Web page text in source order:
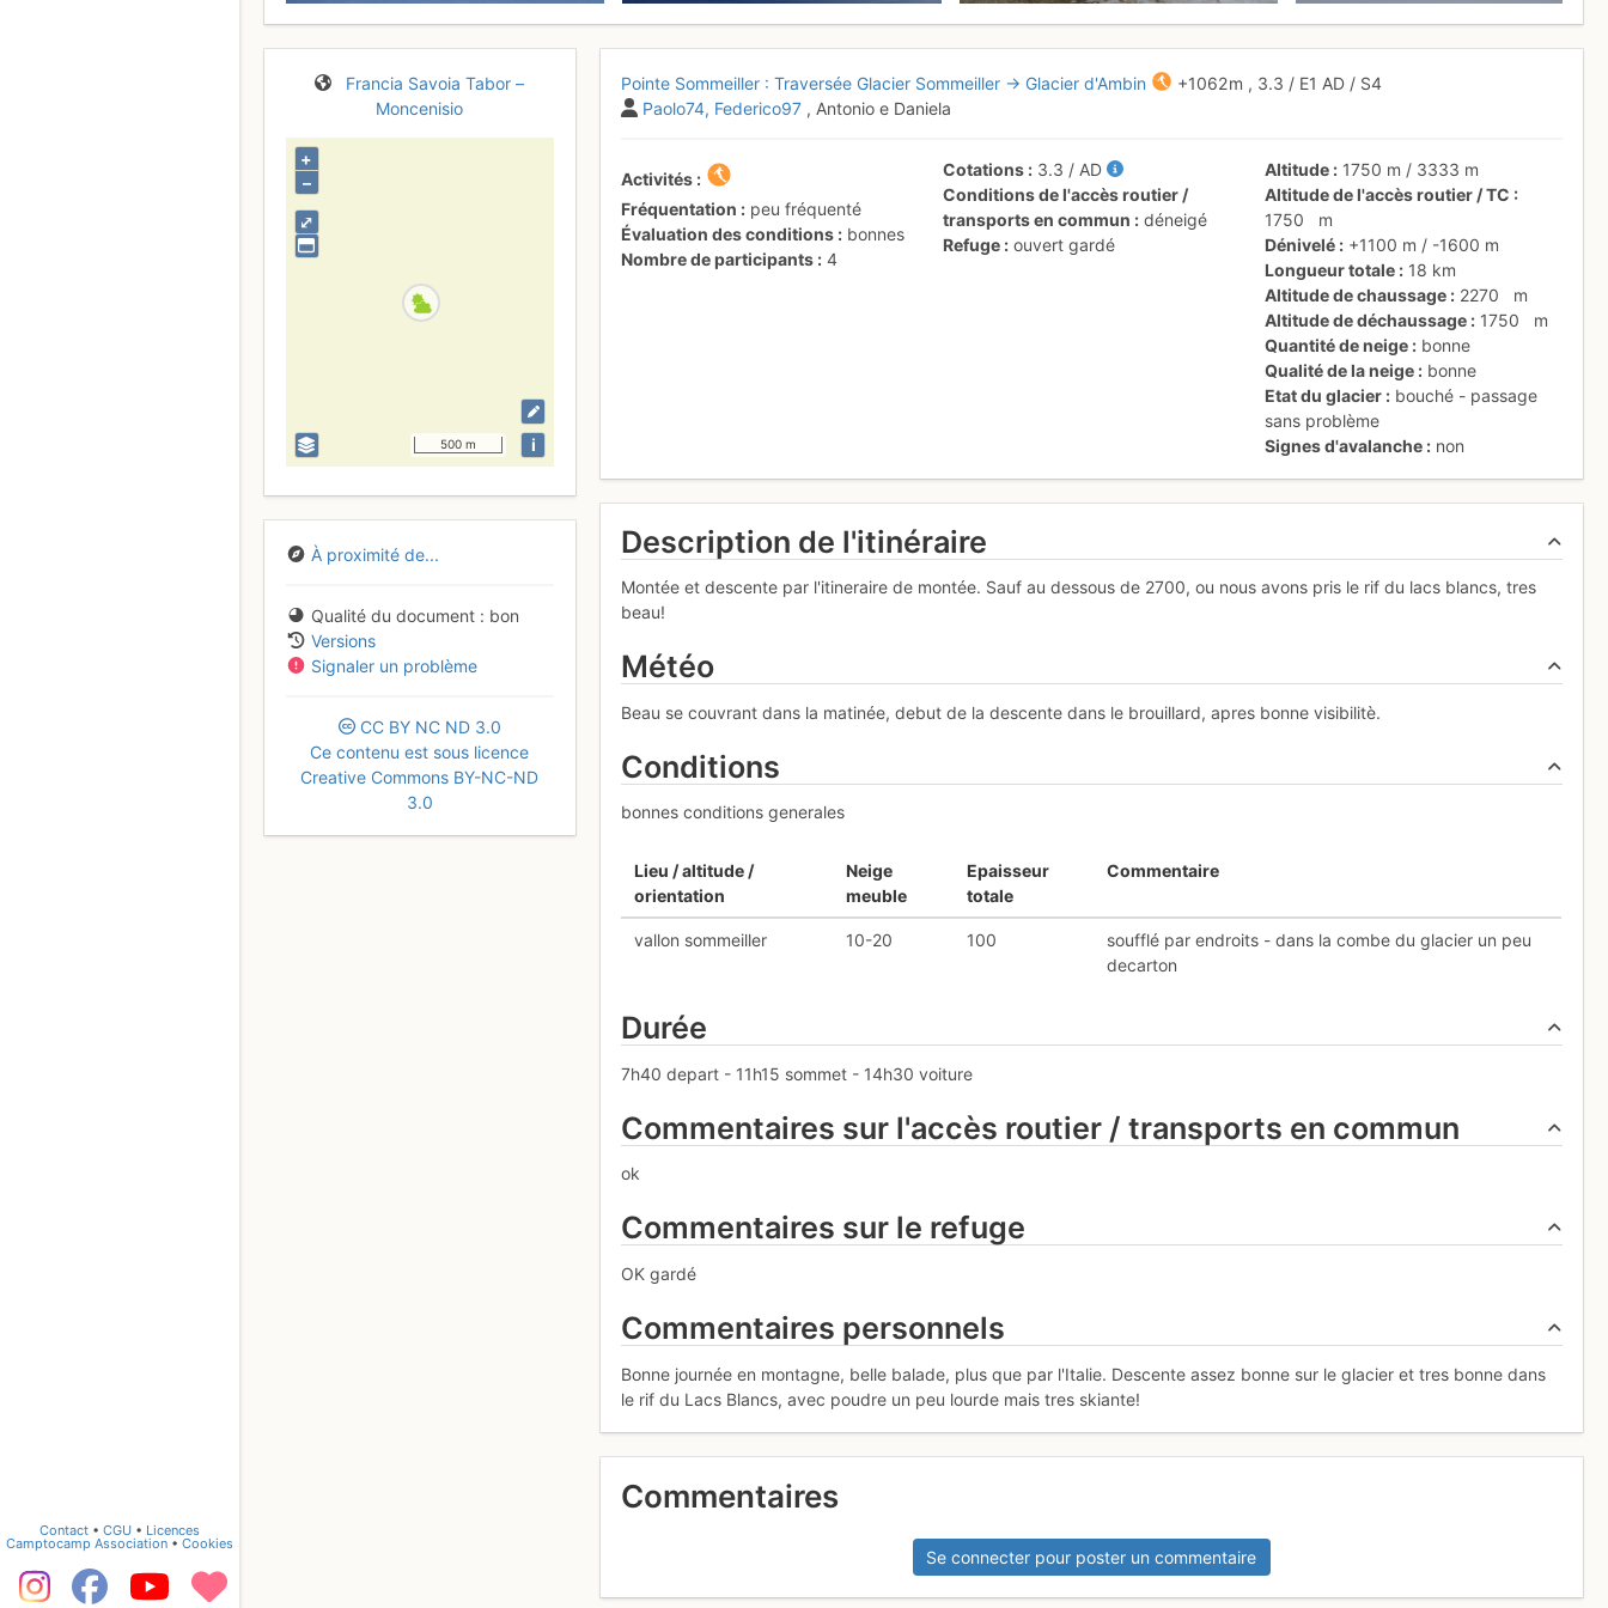
Contact • CGU • Licences
Camptocamp Association • Cookies
Francia Savoia Tabor –
Moncenisio
⤢
+
–
500 m i
À proximité de...
Qualité du document
bon
Versions
Signaler un problème
CC BY NC ND 3.0
Ce contenu est sous licence
Creative Commons BY-NC-ND
3.0
Pointe Sommeiller : Traversée Glacier Sommeiller → Glacier d'Ambin +1062 m , 3.3 / E1 AD / S4
Paolo74 Federico97 , Antonio e Daniela
Activités
Fréquentation
peu fréquenté
Évaluation des conditions
bonnes
Nombre de participants
4
Cotations 3.3 / AD
Conditions de l'accès routier /
transports en commun
déneigé
Refuge
ouvert gardé
Altitude 1750 m / 3333 m
Altitude de l'accès routier / TC
1750
m
Dénivelé
+1100 m / -1600 m
Longueur totale
18 km
Altitude de chaussage
2270
m
Altitude de déchaussage
1750
m
Quantité de neige
bonne
Qualité de la neige
bonne
Etat du glacier
bouché - passage
sans problème
Signes d'avalanche
non
Description de l'itinéraire
Montée et descente par l'itineraire de montée. Sauf au dessous de 2700, ou nous avons pris le rif du lacs blancs, tres
beau!
Météo
Beau se couvrant dans la matinée, debut de la descente dans le brouillard, apres bonne visibilitè.
Conditions
bonnes conditions generales
Lieu / altitude /
orientation
Neige
meuble
Epaisseur
totale
Commentaire
vallon sommeiller 10-20 100
soufflé par endroits - dans la combe du glacier un peu
decarton
Durée
7h40 depart - 11h15 sommet - 14h30 voiture
Commentaires sur l'accès routier / transports en commun
ok
Commentaires sur le refuge
OK gardé
Commentaires personnels
Bonne journée en montagne, belle balade, plus que par l'Italie. Descente assez bonne sur le glacier et tres bonne dans
le rif du Lacs Blancs, avec poudre un peu lourde mais tres skiante!
Commentaires
Se connecter pour poster un commentaire